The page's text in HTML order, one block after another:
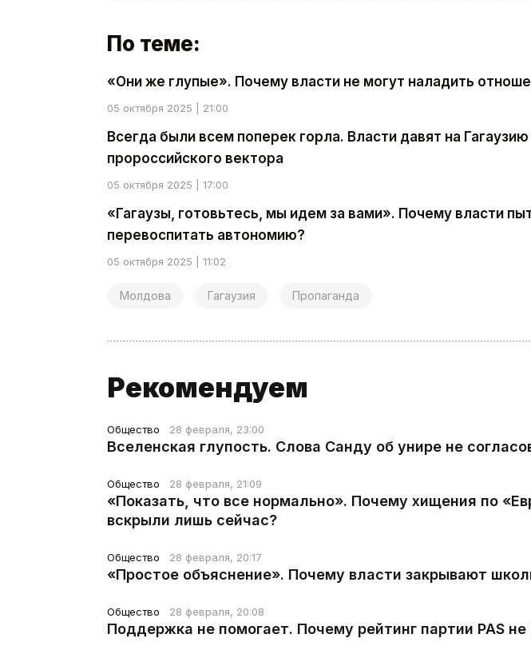
По теме:
«Они же глупые». Почему власти не могут наладить
05 октября 2025 | 21:00
Всегда были всем поперек горла. Власти давят на Гагаузию
пророссийского вектора
05 октября 2025 | 17:00
«Гагаузы, готовьтесь, мы идем за вами». Почему власти
перевоспитать автономию?
05 октября 2025 | 11:02
Молдова Гагаузия Пропаганда
Рекомендуем
Общество 28 февраля, 23:00
Вселенская глупость. Слова Санду об унире не
Общество 28 февраля, 21:09
«Показать, что все нормально». Почему хищения по
вскрыли лишь сейчас?
Общество 28 февраля, 20:17
«Простое объяснение». Почему власти закрывают
Общество 28 февраля, 20:08
Поддержка не помогает. Почему рейтинг партии PAS не